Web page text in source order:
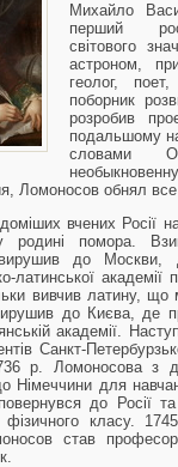
Михайло
перший
світового
астроном,
геолог,
поборник
розробив
подальшому
словами
Ломоносов обнял
вчених Росії
родині помора.
до Москви,
латинської
вивчив латину, що
до Києва, де
академії.
Санкт-
р. Ломоносова з
Німеччини для
до Росії
класу.
став